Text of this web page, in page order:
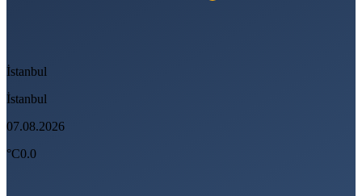
İstanbul
İstanbul
07.08.2026
°C0.0